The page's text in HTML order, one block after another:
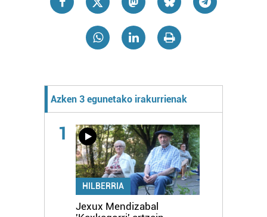
Azken 3 egunetako irakurrienak
1
HILBERRIA
Jexux Mendizabal